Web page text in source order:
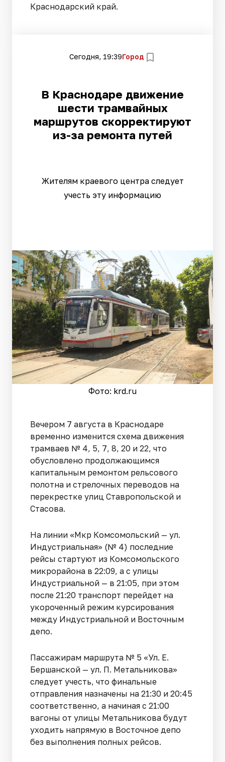
Краснодарский край.
Сегодня, 19:39Город
В Краснодаре движение
шести трамвайных
маршрутов скорректируют
из-за ремонта путей
Жителям краевого центра следует
учесть эту информацию
Фото: krd.ru
Вечером 7 августа в Краснодаре
временно изменится схема движения
трамваев № 4, 5, 7, 8, 20 и 22, что
обусловлено продолжающимся
капитальным ремонтом рельсового
полотна и стрелочных переводов на
перекрестке улиц Ставропольской и
Стасова.
На линии «Мкр Комсомольский — ул.
Индустриальная» (№ 4) последние
рейсы стартуют из Комсомольского
микрорайона в 22:09, а с улицы
Индустриальной — в 21:05, при этом
после 21:20 транспорт перейдет на
укороченный режим курсирования
между Индустриальной и Восточным
депо.
Пассажирам маршрута № 5 «Ул. Е.
Бершанской — ул. П. Метальникова»
следует учесть, что финальные
отправления назначены на 21:30 и 20:45
соответственно, а начиная с 21:00
вагоны от улицы Метальникова будут
уходить напрямую в Восточное депо
без выполнения полных рейсов.